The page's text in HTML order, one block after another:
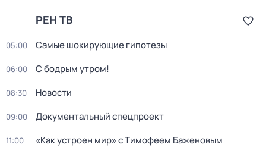
РЕН ТВ
05:00 Самые шoкиpующие гипотезы
06:00 С бодрым утром!
08:30 Новости
09:00 Докyментальный cпецпроект
11:00 «Как устроен мир» с Тимофеем Баженовым